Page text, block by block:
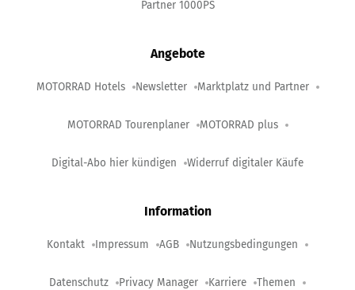
Partner 1000PS
Angebote
MOTORRAD Hotels Newsletter Marktplatz und Partner
MOTORRAD Tourenplaner MOTORRAD plus
Digital-Abo hier kündigen Widerruf digitaler Käufe
Information
Kontakt Impressum AGB Nutzungsbedingungen
Datenschutz Privacy Manager Karriere Themen